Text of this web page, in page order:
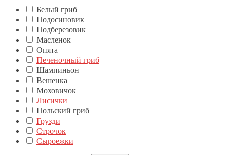
Белый гриб
Подосиновик
Подберезовик
Масленок
Опята
Печеночный гриб
Шампиньон
Вешенка
Моховичок
Лисички
Польский гриб
Грузди
Строчок
Сыроежки